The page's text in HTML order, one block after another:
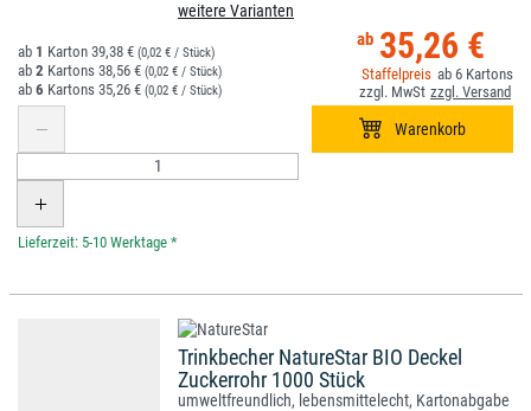
weitere Varianten
35,26 €
6
1 39,38 € (0,02 € / Stück)
2 38,56 € (0,02 € / Stück)
6 35,26 € (0,02 € / Stück)
*
Trinkbecher NatureStar BIO Deckel
Zuckerrohr 1000 Stück
umweltfreundlich, lebensmittelecht, Kartonabgabe